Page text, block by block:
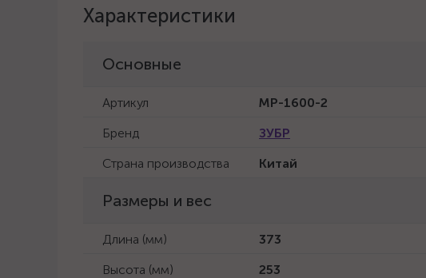
Характеристики
Основные
Артикул
МР-1600-2
Бренд
ЗУБР
Страна производства
Китай
Размеры и вес
Длина (мм)
373
Высота (мм)
253